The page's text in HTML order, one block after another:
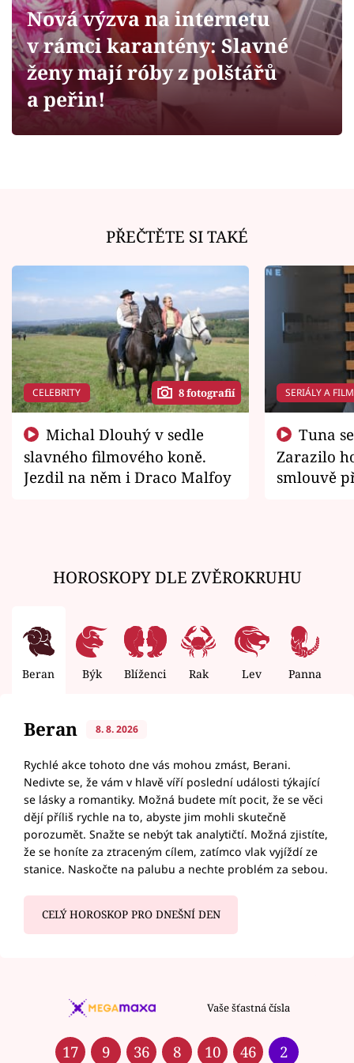
Sledujte prima+
Filmový festival Karlovy Vary
Sledujte nás
Nová výzva na internetu
v rámci karantény: Slavné
ženy mají róby z polštářů
a peřin!
PŘEČTĚTE SI TAKÉ
CELEBRITY 8 fotografií
slavného filmového koně.
Jezdil na něm i Draco Malfoy
SERIÁLY A
Zarazilo
smlouvě
HOROSKOPY DLE ZVĚROKRUHU
Beran Býk Blíženci Rak Lev Panna
Beran 8. 8. 2026
Rychlé akce tohoto dne vás mohou zmást, Berani.
Nedivte se, že vám v hlavě víří poslední události týkající
se lásky a romantiky. Možná budete mít pocit, že se věci
dějí příliš rychle na to, abyste jim mohli skutečně
porozumět. Snažte se nebýt tak analytičtí. Možná zjistíte,
že se honíte za ztraceným cílem, zatímco vlak vyjíždí ze
stanice. Naskočte na palubu a nechte problém za sebou.
CELÝ HOROSKOP PRO DNEŠNÍ DEN
Vaše šťastná čísla
17 9 36 8 10 46 2